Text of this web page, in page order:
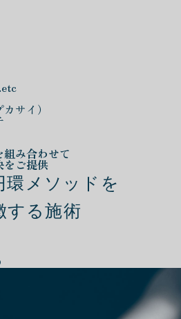
サイ）
み合わせて
をご提供
環メソッドを
する施術